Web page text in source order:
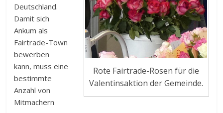
Rote Fairtrade-Rosen für die
Valentinsaktion der Gemeinde.
Deutschland.
Damit sich
Ankum als
Fairtrade-Town
bewerben
kann, muss eine
bestimmte
Anzahl von
Mitmachern